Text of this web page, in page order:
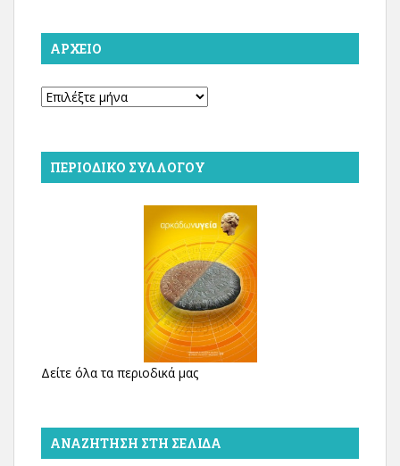
ΑΡΧΕΊΟ
Αρχείο
ΠΕΡΙΟΔΙΚΌ ΣΥΛΛΌΓΟΥ
Δείτε όλα τα περιοδικά μας
ΑΝΑΖΉΤΗΣΗ ΣΤΗ ΣΕΛΊΔΑ